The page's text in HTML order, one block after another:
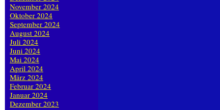
November 2024
Oktober 2024
September 2024
August 2024
Juli 2024
Juni 2024
Mai 2024
April 2024
März 2024
Februar 2024
Januar 2024
Dezember 2023